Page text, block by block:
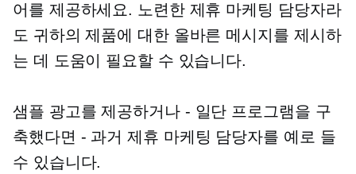
어를 제공하세요. 노련한 제휴 마케팅 담당자라
도 귀하의 제품에 대한 올바른 메시지를 제시하
는 데 도움이 필요할 수 있습니다.
샘플 광고를 제공하거나 - 일단 프로그램을 구
축했다면 - 과거 제휴 마케팅 담당자를 예로 들
수 있습니다.